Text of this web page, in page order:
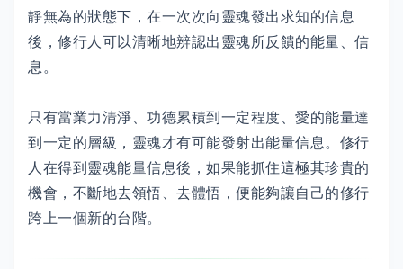
靜無為的狀態下，在一次次向靈魂發出求知的信息
後，修行人可以清晰地辨認出靈魂所反饋的能量、信
息。
只有當業力清淨、功德累積到一定程度、愛的能量達
到一定的層級，靈魂才有可能發射出能量信息。修行
人在得到靈魂能量信息後，如果能抓住這極其珍貴的
機會，不斷地去領悟、去體悟，便能夠讓自己的修行
跨上一個新的台階。